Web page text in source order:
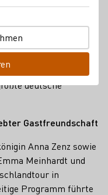
verband Herkunft,
mit
deutsche
Gastfreundschaft
Anna Zenz sowie
Meinhardt und
in
Programm führte